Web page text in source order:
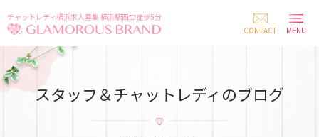
チャットレディ横浜求人募集 横浜駅西口徒歩5分
CONTACT
MENU
スタッフ＆チャットレディのブログ